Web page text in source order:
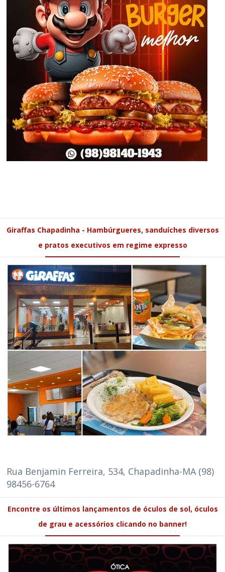
Giraffas Chapadinha - Hambúrgueres, sanduíches diversos
e pratos executivos em regime expresso
Rua Benjamin Ferreira, 534, Chapadinha-MA (98)
98456-6764
Encontre os últimos lançamentos de óculos de sol, óculos
de grau e acessórios clicando no banner!